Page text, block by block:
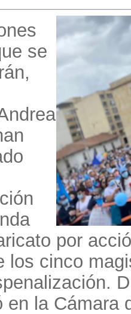
se
por
los cinco
en la Cámara